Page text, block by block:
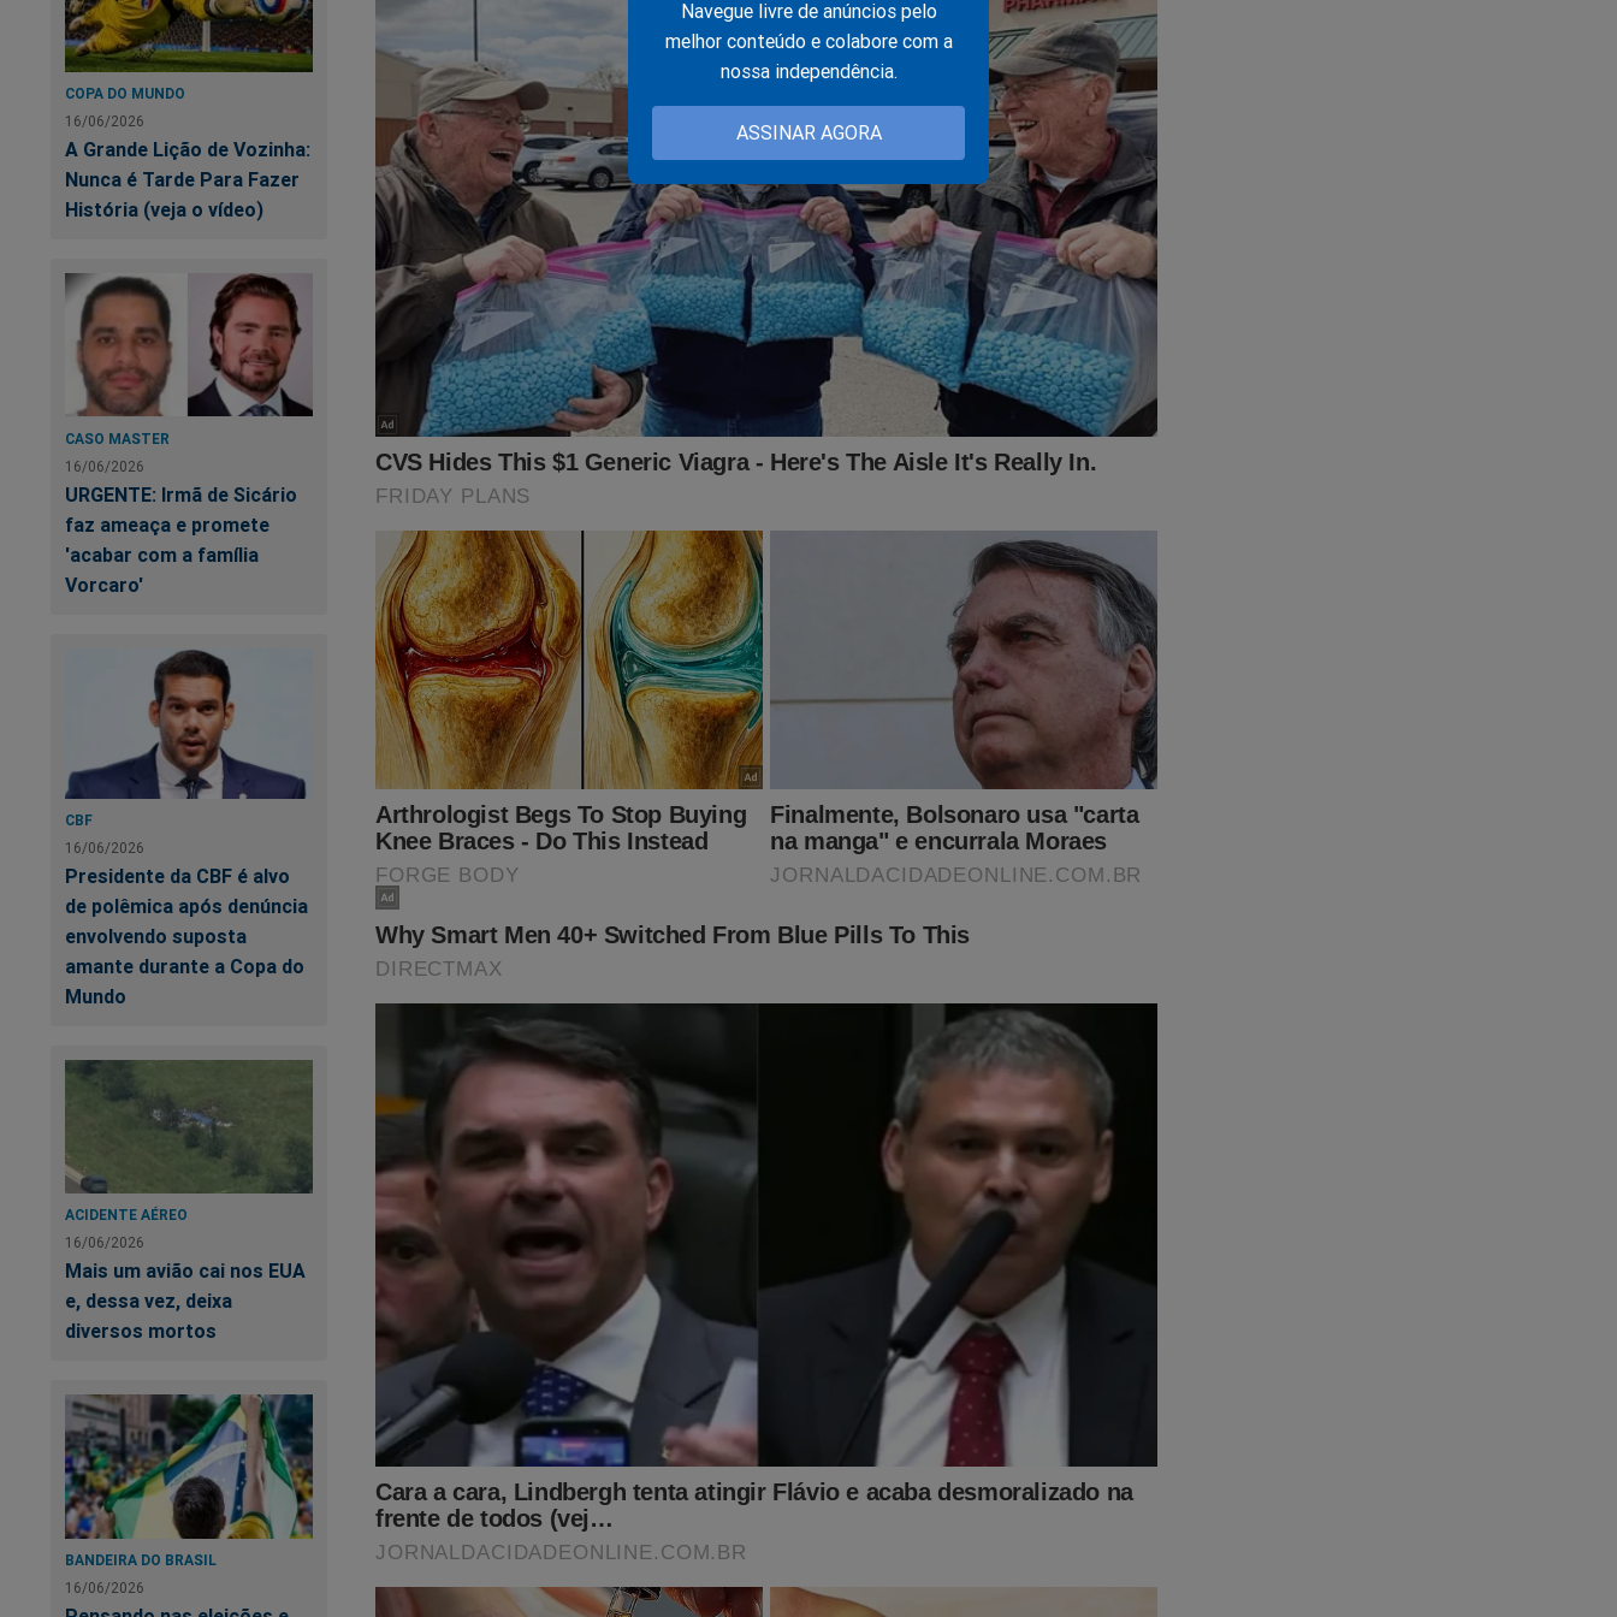
Navegue livre de anúncios pelo
melhor conteúdo e colabore com a
nossa independência.
ASSINAR AGORA
COPA DO MUNDO
16/06/2026
A Grande Lição de Vozinha:
Nunca é Tarde Para Fazer
História (veja o vídeo)
CASO MASTER
16/06/2026
URGENTE: Irmã de Sicário
faz ameaça e promete
'acabar com a família
Vorcaro'
CBF
16/06/2026
Presidente da CBF é alvo
de polêmica após denúncia
envolvendo suposta
amante durante a Copa do
Mundo
ACIDENTE AÉREO
16/06/2026
Mais um avião cai nos EUA
e, dessa vez, deixa
diversos mortos
BANDEIRA DO BRASIL
16/06/2026